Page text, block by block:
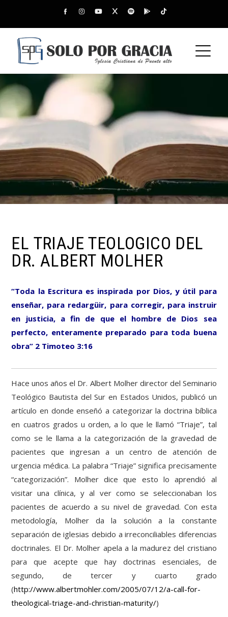
EL TRIAJE TEOLOGICO DEL
DR. ALBERT MOLHER
“Toda la Escritura es inspirada por Dios, y útil para
enseñar, para redargüir, para corregir, para instruir
en justicia, a fin de que el hombre de Dios sea
perfecto, enteramente preparado para toda buena
obra” 2 Timoteo 3:16
Hace unos años el Dr. Albert Molher director del Seminario
Teológico Bautista del Sur en Estados Unidos, publicó un
artículo en donde enseñó a categorizar la doctrina bíblica
en cuatros grados u orden, a lo que le llamó “Triaje”, tal
como se le llama a la categorización de la gravedad de
pacientes que ingresan a un centro de atención de
urgencia médica. La palabra “Triaje” significa precisamente
“categorización”. Molher dice que esto lo aprendió al
visitar una clínica, y al ver como se seleccionaban los
pacientes de acuerdo a su nivel de gravedad. Con esta
metodología, Molher da la solución a la constante
separación de iglesias debido a irreconciliables diferencias
doctrinales. El Dr. Molher apela a la madurez del cristiano
para que acepte que hay doctrinas esenciales, de
segundo, de tercer y cuarto grado
(http://www.albertmohler.com/2005/07/12/a-call-for-
theological-triage-and-christian-maturity/)